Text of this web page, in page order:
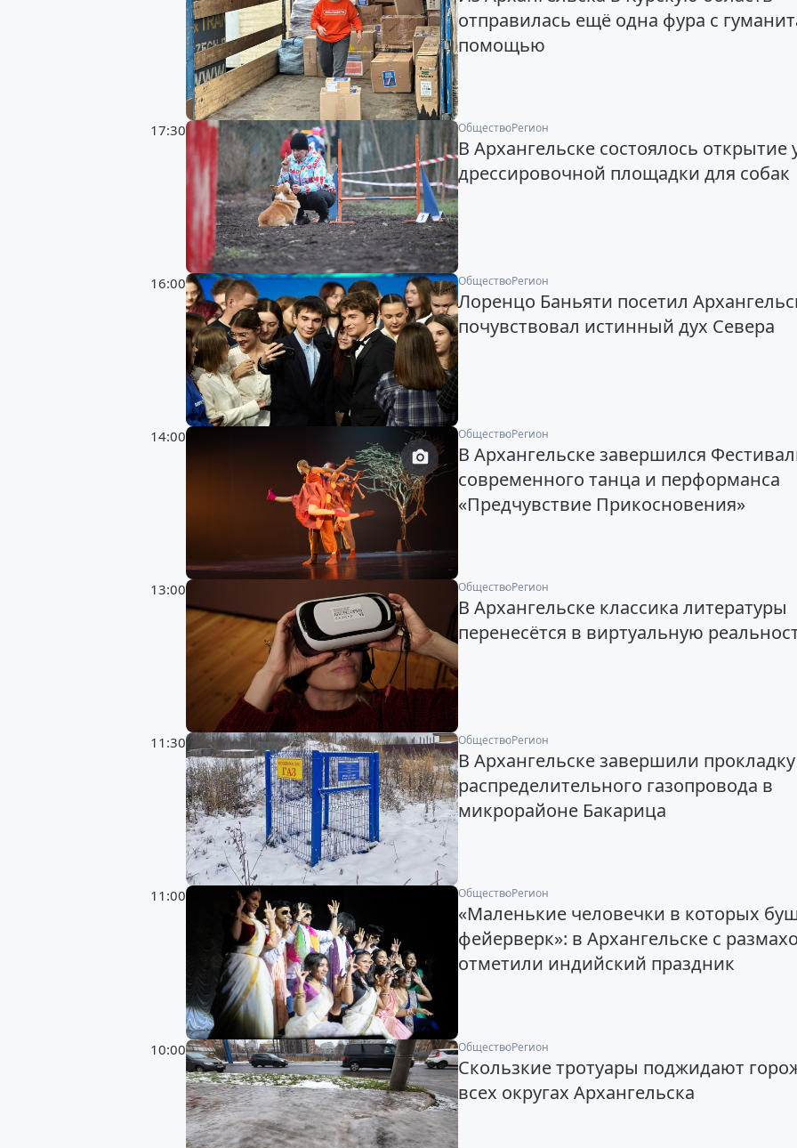
отправилась ещё одна фура с
помощью
17:30 ОбществоРегион
В Архангельске состоялось открытие
дрессировочной площадки для собак
16:00 ОбществоРегион
Лоренцо Баньяти посетил
почувствовал истинный дух Севера
14:00 ОбществоРегион
В Архангельске завершился
современного танца и перформанса
«Предчувствие Прикосновения»
13:00 ОбществоРегион
В Архангельске классика литературы
перенесётся в виртуальную
11:30 ОбществоРегион
В Архангельске завершили прокладку
распределительного газопровода в
микрорайоне Бакарица
11:00 ОбществоРегион
«Маленькие человечки в которых
фейерверк»: в Архангельске с
отметили индийский праздник
10:00 ОбществоРегион
Скользкие тротуары поджидают
всех округах Архангельска